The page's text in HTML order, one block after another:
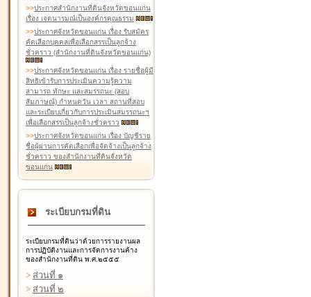
>>ประกาศสำนักงานที่ดินจังหวัดขอนแก่น
เรื่อง เจตนารมณ์เป็นองค์กรคุณธรรม
>>ประกาศจังหวัดขอนแก่น เรื่อง รับสมัคร
คัดเลือกบุคคลเพื่อเลือกสรรเป็นลูกจ้าง
ชั่วคราว (สำนักงานที่ดินจังหวัดขอนแก่น)
>>ประกาศจังหวัดขอนแก่น เรื่อง รายชื่อผู้มี
สิทธิเข้ารับการประเมินความรู้ความ
สามารถ ทักษะ และสมรรถนะ (สอบ
สัมภาษณ์) กำหนดวัน เวลา สถานที่สอบ
และระเบียบเกี่ยวกับการประเมินสมรรถนะฯ
เพื่อเลือกสรรเป็นลูกจ้างชั่วคราว
>>ประกาศจังหวัดขอนแก่น เรื่อง บัญชีราย
ชื่อผู้ผ่านการคัดเลือกเพื่อจัดจ้างเป็นลูกจ้าง
ชั่วคราว ของสำนักงานที่ดินจังหวัด
ขอนแก่น
ระเบียบกรมที่ดิน
ระเบียบกรมที่ดินว่าด้วยการรายงานผล
การปฏิบัติงานและการจัดการงานค้าง
ของสำนักงานที่ดิน พ.ศ.๒๕๕๕
> ส่วนที่ ๑
> ส่วนที่ ๒